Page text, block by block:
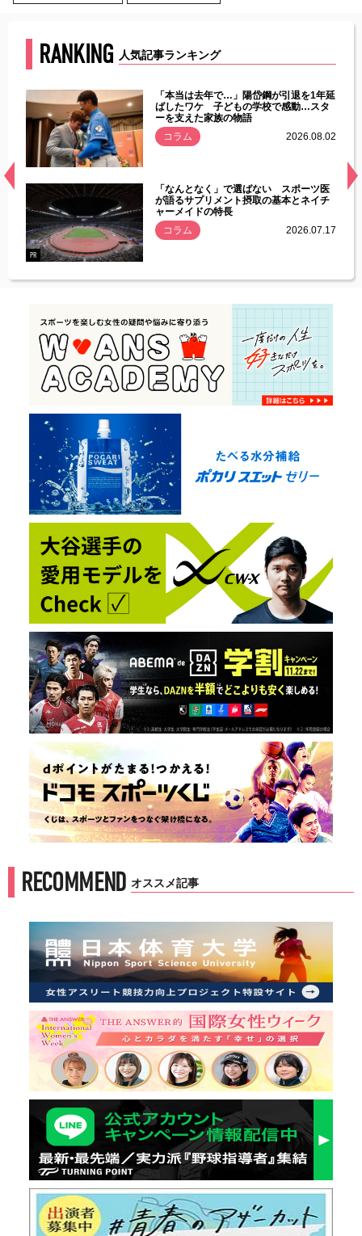
RANKING 人気記事ランキング
常
「本当は去年で…」陽岱鋼が引退を1年延
ばしたワケ 子どもの学校で感動…スタ
ーを支えた家族の物語
コラム
2026.08.02
PR
「なんとなく」で選ばない スポーツ医
が語るサプリメント摂取の基本とネイチ
ャーメイドの特長
コラム
2026.07.17
RECOMMEND オススメ記事